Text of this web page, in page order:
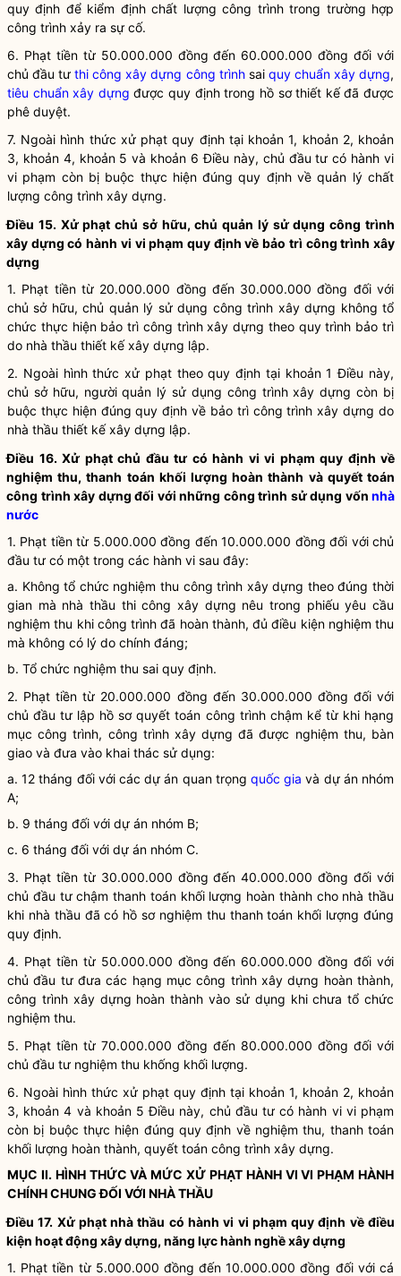
quy định để kiểm định chất lượng công trình trong trường hợp
công trình xảy ra sự cố.
6. Phạt tiền từ 50.000.000 đồng đến 60.000.000 đồng đối với
chủ đầu tưthi công xây dựng công trìnhsai quy chuẩn xây dựng,
tiêu chuẩn xây dựng được quy định trong hồ sơ thiết kế đã được
phê duyệt.
7. Ngoài hình thức xử phạt quy định tại khoản 1, khoản 2, khoản
3, khoản 4, khoản 5 và khoản 6 Điều này, chủ đầu tư có hành vi
vi phạm còn bị buộc thực hiện đúng quy định về quản lý chất
lượng công trình xây dựng.
Điều 15. Xử phạt chủ sở hữu, chủ quản lý sử dụngcông trình
xây dựng có hành vi vi phạm quy định về bảo trì công trình xây
dựng
1. Phạt tiền từ 20.000.000 đồng đến 30.000.000 đồng đối với
chủ sở hữu, chủ quản lý sử dụng công trình xây dựng không tổ
chức thực hiện bảo trì công trình xây dựng theo quy trình bảo trì
do nhà thầu thiết kế xây dựng lập.
2. Ngoài hình thức xử phạt theo quy định tại khoản 1 Điều này,
chủ sở hữu, người quản lý sử dụng công trình xây dựng còn bị
buộc thực hiện đúng quy định về bảo trì công trình xây dựng do
nhà thầu thiết kế xây dựng lập.
Điều 16. Xử phạt chủ đầu tư có hành vi vi phạm quy định về
nghiệm thu, thanh toán khối lượng hoàn thành và quyết toán
công trình xây dựng đối với những công trình sử dụng vốn nhà
nước
1. Phạt tiền từ 5.000.000 đồng đến 10.000.000 đồng đối với chủ
đầu tư có một trong các hành vi sau đây:
a. Không tổ chức nghiệm thu công trình xây dựng theo đúng thời
gian mà nhà thầu thi công xây dựng nêu trong phiếu yêu cầu
nghiệm thu khi công trình đã hoàn thành, đủ điều kiện nghiệm thu
mà không có lý do chính đáng;
b. Tổ chức nghiệm thu sai quy định.
2. Phạt tiền từ 20.000.000 đồng đến 30.000.000 đồng đối với
chủ đầu tư lập hồ sơ quyết toán công trình chậm kể từ khi hạng
mục công trình, công trình xây dựng đã được nghiệm thu, bàn
giao và đưa vào khai thác sử dụng:
a. 12 tháng đối với các dự án quan trọng quốc gia và dự án nhóm
A;
b. 9 tháng đối với dự án nhóm B;
c. 6 tháng đối với dự án nhóm C.
3. Phạt tiền từ 30.000.000 đồng đến 40.000.000 đồng đối với
chủ đầu tư chậm thanh toán khối lượng hoàn thành cho nhà thầu
khi nhà thầu đã có hồ sơ nghiệm thu thanh toán khối lượng đúng
quy định.
4. Phạt tiền từ 50.000.000 đồng đến 60.000.000 đồng đối với
chủ đầu tư đưa các hạng mụccông trình xây dựng hoàn thành,
công trình xây dựng hoàn thành vào sử dụng khi chưa tổ chức
nghiệm thu.
5. Phạt tiền từ 70.000.000 đồng đến 80.000.000 đồng đối với
chủ đầu tư nghiệm thu khống khối lượng.
6. Ngoài hình thức xử phạt quy định tại khoản 1, khoản 2, khoản
3, khoản 4 và khoản 5 Điều này, chủ đầu tư có hành vi vi phạm
còn bị buộc thực hiện đúng quy định về nghiệm thu, thanh toán
khối lượng hoàn thành, quyết toán công trình xây dựng.
MỤC II. HÌNH THỨC VÀ MỨC XỬ PHẠT HÀNH VI VI PHẠM HÀNH
CHÍNH CHUNG ĐỐI VỚI NHÀ THẦU
Điều 17. Xử phạt nhà thầu có hành vi vi phạm quy định về điều
kiện hoạt động xây dựng, năng lựchành nghềxây dựng
1. Phạt tiền từ 5.000.000 đồng đến 10.000.000 đồng đối với cá